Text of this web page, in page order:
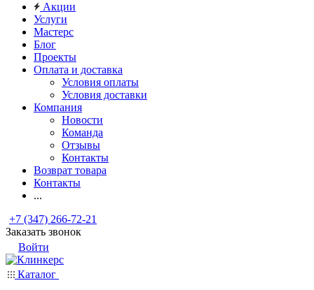
Акции
Услуги
Мастерс
Блог
Проекты
Оплата и доставка
Условия оплаты
Условия доставки
Компания
Новости
Команда
Отзывы
Контакты
Возврат товара
Контакты
...
+7 (347) 266-72-21
Заказать звонок
Войти
Каталог